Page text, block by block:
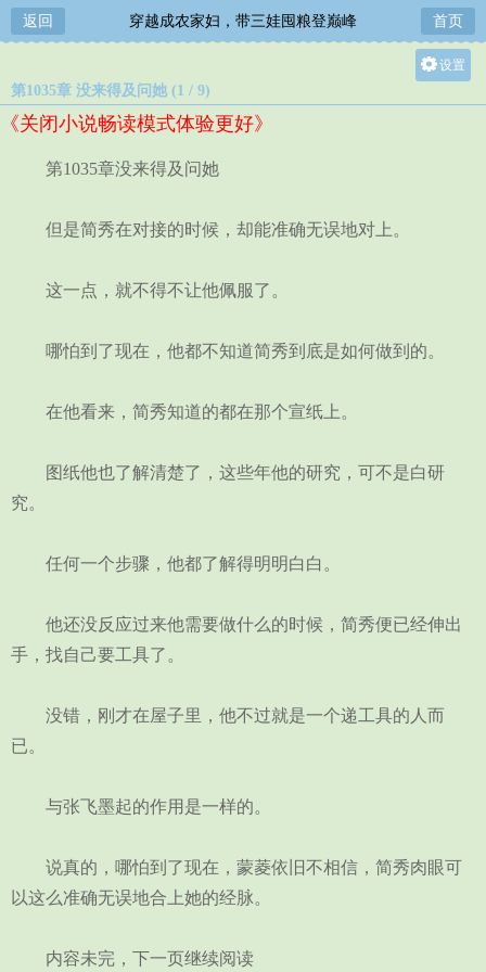
返回 穿越成农家妇，带三娃囤粮登巅峰 首页
设置
第1035章 没来得及问她 (1 / 9)
《关闭小说畅读模式体验更好》
第1035章没来得及问她
但是简秀在对接的时候，却能准确无误地对上。
这一点，就不得不让他佩服了。
哪怕到了现在，他都不知道简秀到底是如何做到的。
在他看来，简秀知道的都在那个宣纸上。
图纸他也了解清楚了，这些年他的研究，可不是白研
究。
任何一个步骤，他都了解得明明白白。
他还没反应过来他需要做什么的时候，简秀便已经伸出
手，找自己要工具了。
没错，刚才在屋子里，他不过就是一个递工具的人而
已。
与张飞墨起的作用是一样的。
说真的，哪怕到了现在，蒙菱依旧不相信，简秀肉眼可
以这么准确无误地合上她的经脉。
内容未完，下一页继续阅读